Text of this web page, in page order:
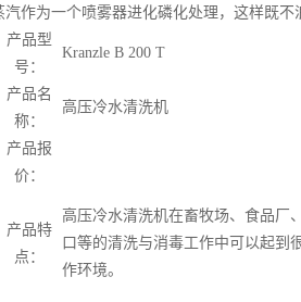
为一个喷雾器进化磷化处理，这样既不
产品型
号：
Kranzle B 200 T
产品名
称：
高压冷水清洗机
产品报
价：
产品特
点：
高压冷水清洗机在畜牧场、食品厂
口等的清洗与消毒工作中可以起到
作环境。